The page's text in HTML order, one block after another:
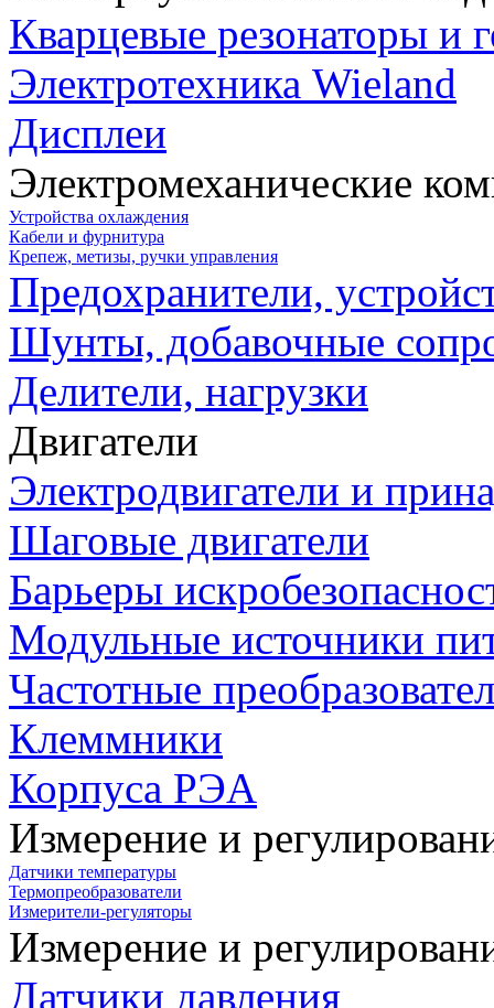
Кварцевые резонаторы и
Электротехника Wieland
Дисплеи
Электромеханические
Устройства охлаждения
Кабели и фурнитура
Крепеж, метизы, ручки управления
Предохранители,
Шунты, добавочные
Делители, нагрузки
Двигатели
Электродвигатели и
Шаговые двигатели
Барьеры
Модульные источники
Частотные
Клеммники
Корпуса РЭА
Измерение и
Датчики температуры
Термопреобразователи
Измерители-регуляторы
Измерение и
Датчики давления